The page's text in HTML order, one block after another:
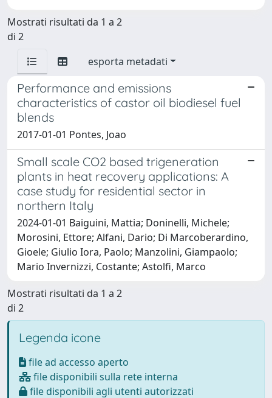
Mostrati risultati da 1 a 2
di 2
esporta metadati
Performance and emissions
characteristics of castor oil biodiesel fuel
blends
2017-01-01 Pontes, Joao
Small scale CO2 based trigeneration
plants in heat recovery applications: A
case study for residential sector in
northern Italy
2024-01-01 Baiguini, Mattia; Doninelli, Michele;
Morosini, Ettore; Alfani, Dario; Di Marcoberardino,
Gioele; Giulio Iora, Paolo; Manzolini, Giampaolo;
Mario Invernizzi, Costante; Astolfi, Marco
Mostrati risultati da 1 a 2
di 2
Legenda icone
file ad accesso aperto
file disponibili sulla rete interna
file disponibili agli utenti autorizzati